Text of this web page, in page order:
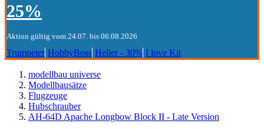
25%
Aktion gültig vom 24.07. bis 06.08.2026
Trumpeter HobbyBoss Heller - 30% I love Kit
modellbau universe
Modellbausätze
Flugzeuge
Hubschrauber
AH-64D Apache Longbow Block II - Late Version